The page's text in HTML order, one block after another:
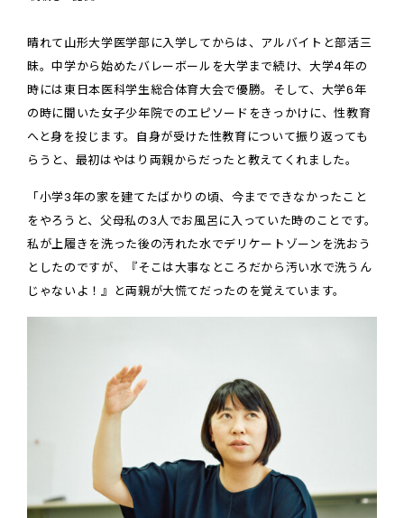
晴れて山形大学医学部に入学してからは、アルバイトと部活三
昧。中学から始めたバレーボールを大学まで続け、大学4年の
時には東日本医科学生総合体育大会で優勝。そして、大学6年
の時に聞いた女子少年院でのエピソードをきっかけに、性教育
へと身を投じます。自身が受けた性教育について振り返っても
らうと、最初はやはり両親からだったと教えてくれました。
「小学3年の家を建てたばかりの頃、今までできなかったこと
をやろうと、父母私の3人でお風呂に入っていた時のことです。
私が上履きを洗った後の汚れた水でデリケートゾーンを洗おう
としたのですが、『そこは大事なところだから汚い水で洗うん
じゃないよ！』と両親が大慌てだったのを覚えています。